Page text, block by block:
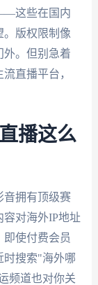
这些在国内
。版权限制像
外。但别急着
直播平台，
播这么
音拥有顶级赛
对海外IP地址
使付费会员
时搜索"海外哪
频道也对你关